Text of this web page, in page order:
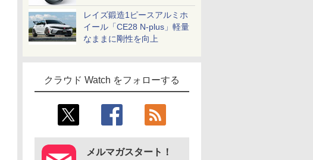
レイズ鍛造1ピースアルミホ
イール「CE28 N-plus」軽量
なままに剛性を向上
クラウド Watch をフォローする
メルマガスタート！